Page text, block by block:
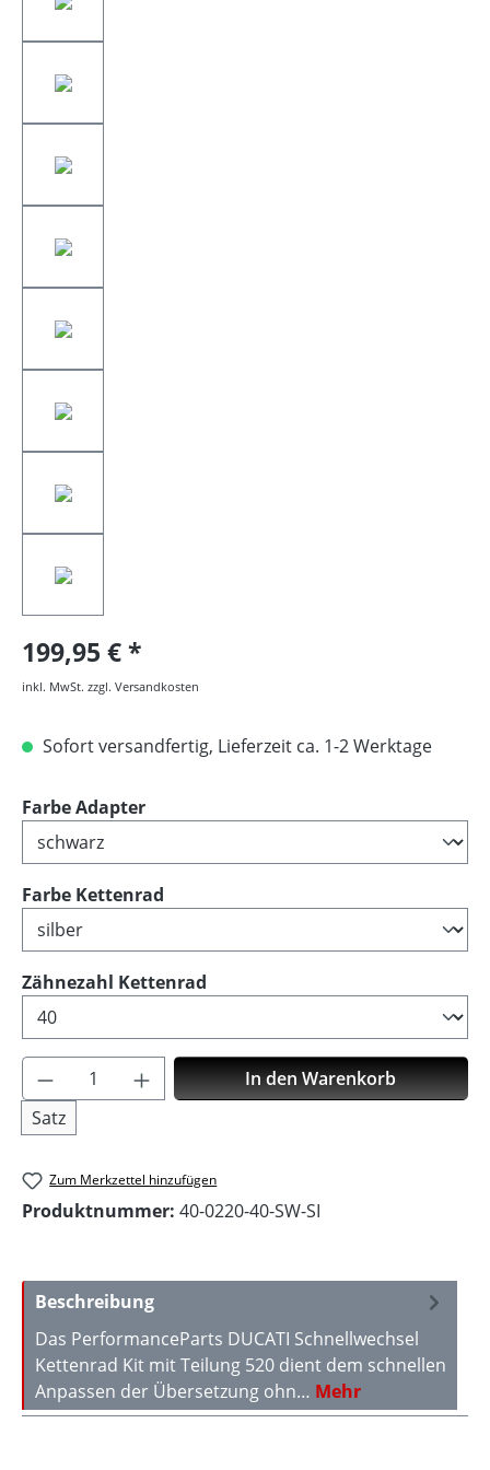
199,95 €
inkl. MwSt. zzgl. Versandkosten
Sofort versandfertig, Lieferzeit ca. 1-2 Werktage
Farbe Adapterauswählen
Farbe Kettenrad
Zähnezahl Kettenrad
Produkt Anzahl: Gib den gewünschten
Satz
In den Warenkorb
Zum Merkzettel hinzufügen
Produktnummer: 40-0220-40-SW-SI
Beschreibung
Das PerformanceParts DUCATI Schnellwechsel
Kettenrad Kit mit Teilung 520 dient dem schnellen
Anpassen der Übersetzung ohn… Mehr